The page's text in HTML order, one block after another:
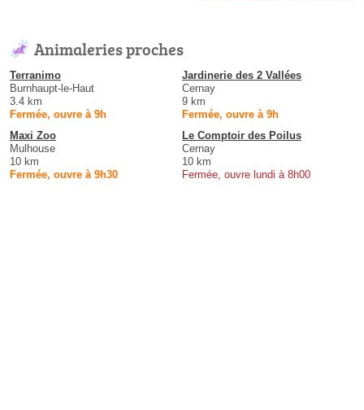
Animaleries proches
Terranimo
Burnhaupt-le-Haut
3.4 km
Fermée, ouvre à 9h
Jardinerie des 2 Vallées
Cernay
9 km
Fermée, ouvre à 9h
Maxi Zoo
Mulhouse
10 km
Fermée, ouvre à 9h30
Le Comptoir des Poilus
Cernay
10 km
Fermée, ouvre lundi à 8h00